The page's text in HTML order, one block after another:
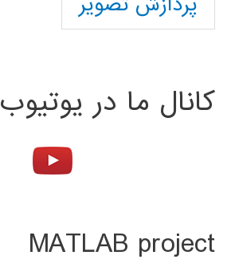
کانال ما در یوتیوب
MATLAB project